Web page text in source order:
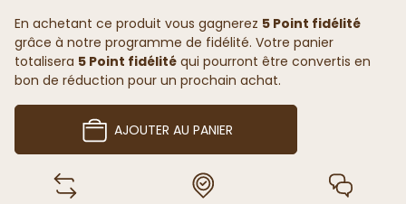
En achetant ce produit vous gagnerez 5 Point fidélité
grâce à notre programme de fidélité. Votre panier
totalisera 5 Point fidélité qui pourront être convertis en
bon de réduction pour un prochain achat.
AJOUTER AU PANIER